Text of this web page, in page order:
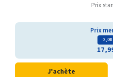
Prix
Prix
- 2,00
J'achète